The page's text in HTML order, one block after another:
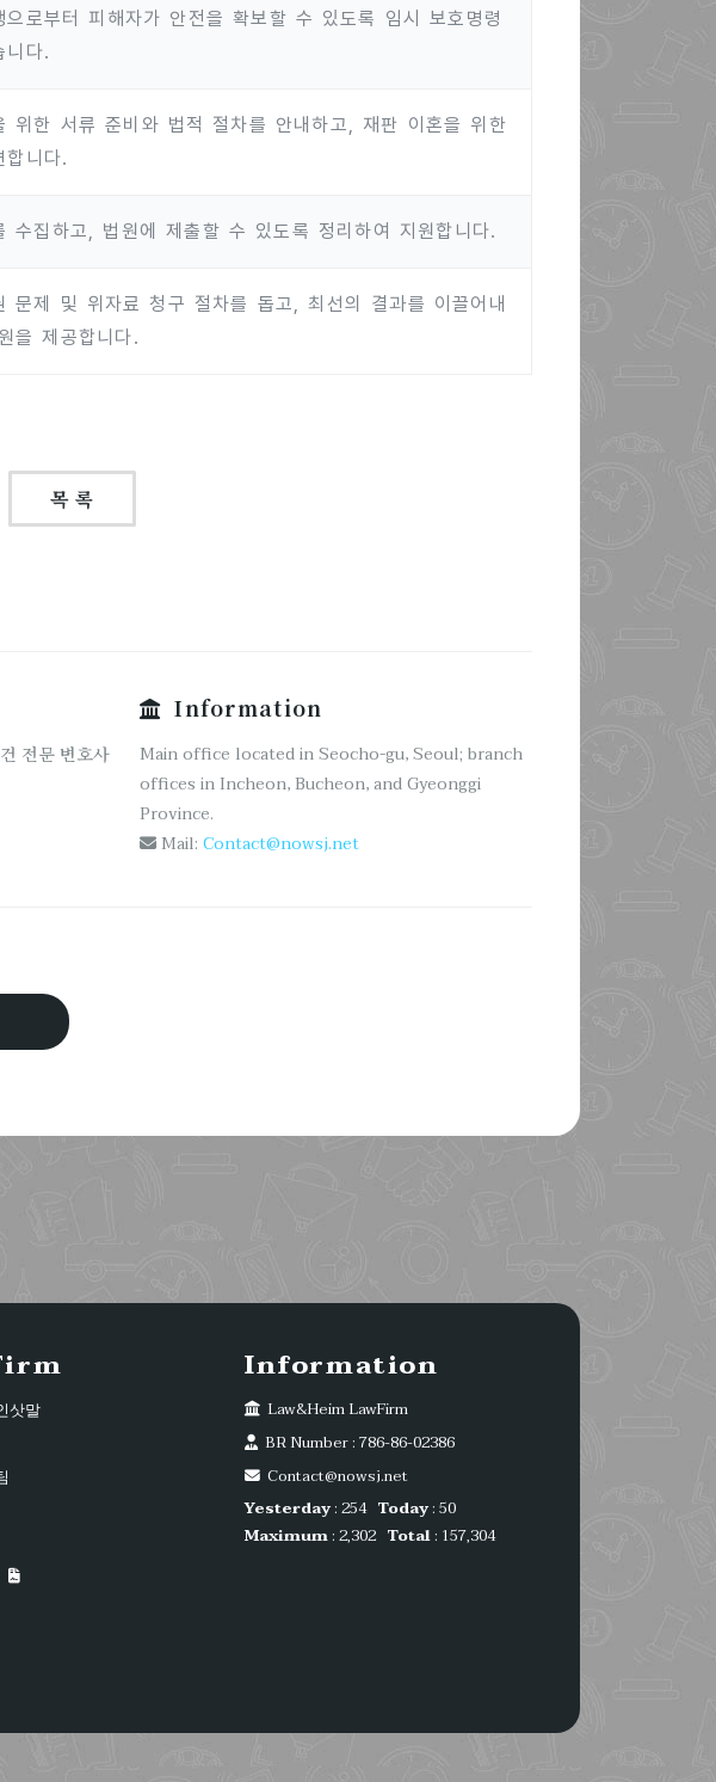
으로부터 피해자가 안전을 확보할 수 있도록 임시 보호명령
니다.
위한 서류 준비와 법적 절차를 안내하고, 재판 이혼을 위한
합니다.
수집하고, 법원에 제출할 수 있도록 정리하여 지원합니다.
문제 및 위자료 청구 절차를 돕고, 최선의 결과를 이끌어내
을 제공합니다.
목 록
전문 변호사
Information
Main office located in Seocho-gu, Seoul; branch
offices in Incheon, Bucheon, and Gyeonggi
Province.
Mail: Contact@nowsj.net
삿말
Information
Law&Heim LawFirm
BR Number : 786-86-02386
Contact@nowsj.net
Yesterday: 254 Today: 50
Maximum: 2,302 Total: 157,304